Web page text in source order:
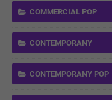
COMMERCIAL POP
CONTEMPORANY
CONTEMPORANY POP